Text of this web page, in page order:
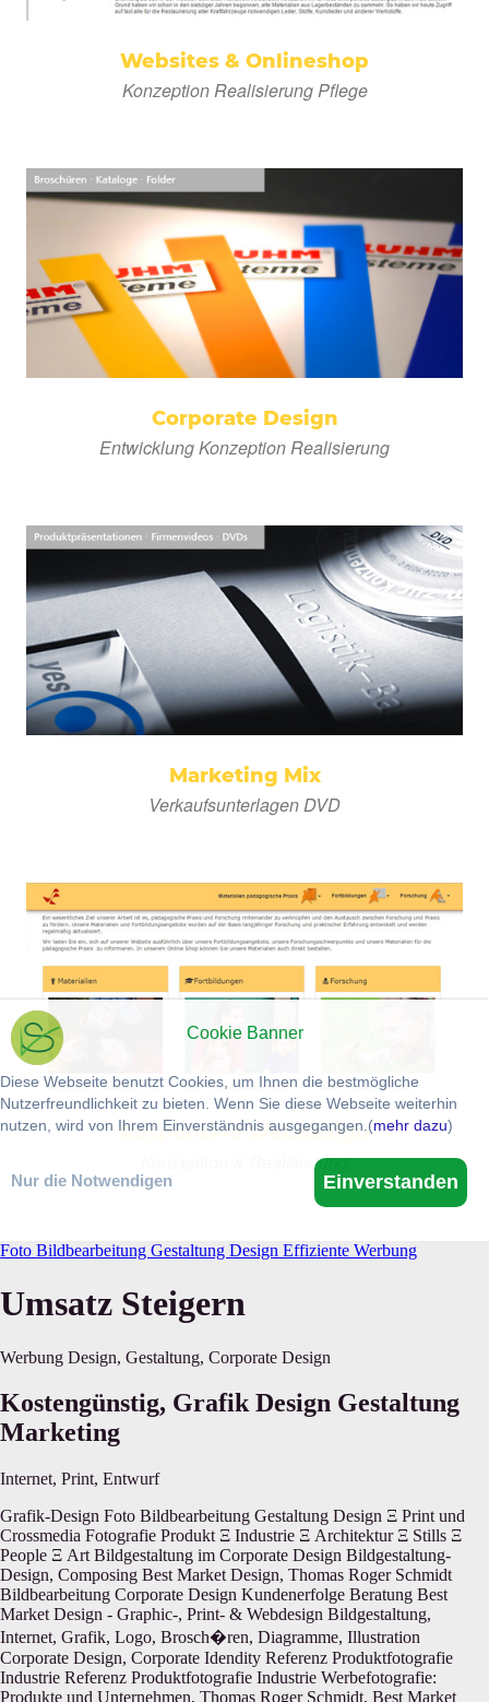
Foto Bildbearbeitung Gestaltung Design Effiziente Werbung
Umsatz Steigern
Werbung Design, Gestaltung, Corporate Design
Kostengünstig, Grafik Design Gestaltung
Marketing
Internet, Print, Entwurf
Grafik-Design Foto Bildbearbeitung Gestaltung Design Ξ Print und Crossmedia Fotografie Produkt Ξ Industrie Ξ Architektur Ξ Stills Ξ People Ξ Art Bildgestaltung im Corporate Design Bildgestaltung-Design, Composing Best Market Design, Thomas Roger Schmidt Bildbearbeitung Corporate Design Kundenerfolge Beratung Best Market Design - Graphic-, Print- & Webdesign Bildgestaltung, Internet, Grafik, Logo, Brosch�ren, Diagramme, Illustration Corporate Design, Corporate Idendity Referenz Produktfotografie Industrie Referenz Produktfotografie Industrie Werbefotografie: Produkte und Unternehmen, Thomas Roger Schmidt, Best Market Design Aussagekräftige Werbefotos sind eine entscheidende Voraussetzung für hochwertige Publikationen und Ihre Marketing-, Verkaufs und Werbeaktionen. Werbefotografie: Produktfotografie, Thomas Roger Schmidt, Best Market Design Ich realisiere Aufnahmen, die Ihre Produkte erfolgreich darstellen – auch vor Ort von Ihren Produkten, Firmengebäude oder Mitarbeitern. Werbefotografie: Unternehmen, Firmengebäude, Thomas Roger Schmidt, Best Market Design Fotografie: Art, Stills, Fashion, People - Thomas Roger Schmidt, Best Market Design Darüber hinaus gibt die digitale Bildbearbeitung Möglichkeiten, mehrere Bildteile zu einem Composing zu vereinen. Bildmontagen für Palakte und Poster, Messestände mit hoher Werbewirksamkeit.Bildbearbeitung für Titelseiten von Katalogen für Produktwerbung und Imagewerbung für hohe Aufmerksamkeit.Titelseiten von Magazinen, Broschüren, Kalendern und Plakaten.Fotografie Produkte, Food Bildverarbeitung in der Anzeigengestaltung. Corporate Art: Weiterhin biete ich Ihnen Fine-Art-Prints zu Ihren Thema und Produkten für Ihre Büro- und Konferenzräume. Fine-Art-Prints for Business Kunst für Unternehmen, Branded Art, Tomroger.de - Thomas Roger Schmidt, Best Market Design Fotografie und Corporate Design Fotografie, Bildbearbeitung und Grafik-Design Best Market Design, Thomas Roger Schmidt Photogaphy Corporate Design Corporatedesign und Consulting von Best Market Design - Grafik-, Print- & Webdesign Produkt-Fotografie, Stills, People, Bildbearbeitung, Thomas Roger Schmidt Zur Startseite: Thomas Roger Schmidt, Best Market Design Ξ Corporate Design Corporate Design Print | Web | Text | Foto Corporatedesign und Consulting und Grafikdesign von Best Market Design - Grafik-, Print- & Webdesign CI/CD Corporatedesign und Consulting von Best Market Design - Grafik-, Print- & Webdesign Internet Corporatedesign und Consulting von Best Market Design - Grafik-, Print- & Webdesign Kunstdrucke Prints Großformat Corporate Design, Corporate Idendity Broschüren, Kataloge, Folder von Thomas Roger Schmidt, Best Market Design Foto Bildbearbeitung Gestaltung Design Konzeption und grafische Gestaltung von Marketing- und Werbeunterlagen Frische Ideen und Komplettservice für Kataloge und Broschüren, Zeitschriften... Broschüren, Kataloge, Folder von Thomas Roger Schmidt, Best Market Design Firmendrucksachen, Logos, Briefpapier, Visitenkarten von Thomas Roger Schmidt, Best Market Design Merkantil Design bis Print Firmenlogo, Briefpapier, Visitenkarten, Unternehmenspräsentation, Diagramme, Formulare, Etiketten Zeitschriften, Bücher, Newsletter, Magazine von Thomas Roger Schmidt, Best Market Design Gestaltung von Büchern, eBooks, Kundenzeitungen, Newsletter und Eventkalender; Editorialdesign: Magazine und Zeitschriften Produktpräsentation, Mustermappen von Thomas Roger Schmidt, Best Market Design Haptische und optische Leckerbissen: Produktmustermappen, Foto Bildbearbeitung Gestaltung Design Produktpräsentationen, Firmenvideos, DVD, Imagefilme, Seminaraufzeichnungen von Thomas Roger Schmidt, Best Market Design Professionelle Firmenpräsentationen für Referenten und Kunden Audio Video: Firmen- und Produktvideos auf DVD oder im Netz DVD-Produktion von Seminaren für Trainer und Coaches VideoDVD-Produktion Seminare und Workshops auf DVD Foto Bildbearbeitung Gestaltung Design Von der Idee bis zur erfolgreichen Vermarktung Konzeption, Gestaltung und Produktion Ihrer Werbe- und Marketingunterlagen richten sich nach Umfang, Einsatzbereich und Corporate Design. Wenn wir zusammenarbeiten, wird unser Ziel die effiziente bis bestmögliche Vermarktung Ihrer Produkte und Dienstleistungen sein. Im Printbereich spielen die richtige Auswahl von Papier, Drucktechnik und Veredelung eine entscheidende Rolle bei allen Fragen werde ich Sie umfassend beraten. Die Produktion erfolgt gerne im Fullservice. Hier finden Sie eine Auswahl spezieller Produkte Point of Sale: Plakate und Displays, Messestände & Außenwerbung Lesen Sie hier, wie meine Kunden mit meiner Arbeit zufrieden sind. Foto Bildbearbeitung Gestaltung Design Best Market Design, Grafik Design im Corporate Design, Graphic Design, Composing Best Market Design, Thomas Roger Schmidt Graphic Designer Corporate Design Kundenerfolge Beratung Best Market Design - Graphic-, Print- & Webdesign Grafik, Logo, Brosch�ren, Diagramme, Illustration Thomas Roger Schmidt, Best Market Design Ξ Corporate Design Corporate Design Print | Web | Text | Foto Portrait Top Leistung mit Rabatt Tom Roger Kunstdesign Foto Bildbearbeitung Gestaltung Design , Print- und Webdesign Coroprate Design, Gestaltung von Plakaten und Broschüren. Webdesign: Erstellung Fashion-Onlineshop, Datenbankerstellung, Paymentsystem-Anbindung Programmierung: Warenwirtschaftssystem-Anbindung... Erstellung Onlineshop, ShopSystem automatische Rechnungserstellung... CI/CD Imagedarstellung, Informationsportal, aktuelle Tarifdarstellung, DB-Anbindung... Imagedarstellung, Kundendialog, Suchmaschinenoptimierung... Energieanbieter, Onlinetarif, Erstellung Tarif-Rechner, Kundenlogin, Adminstration... Kunstdruck Suchmaschinenoptimierung, Online-Bestellmöglichkeit, SEO, Search-Engine-Optimizing. CI/CD Imageauftritt, Fotografie... Herzlich Willkommen bei Best Market Design! Sie sind bei uns genau richtig, wenn . . . ... Sie zielgruppengerecht gestaltete Broschüren, Kataloge, Plakate oder Flyer... benötigen, die Ihre Leistungen oder Produkte bestmöglich darstellen und hervorheben. (beachten Sie auch unsere Spezialbereiche) ... Sie grafische Unterstützung und persönliche Beratung im Branding für Ihr Firmen-Logo oder für Ihr gesamtes Firmen-Erscheinungsbild CI/CD suchen. ... Ihr Internetauftritt ansprechend effektiv und erfolgreich gestaltet werden soll und Ihre Website Online-Werbung in Suchmaschinen weit oben erscheinen soll. ... Sie individuelle Fotografien einen Firmen-Imagefilm oder Präsentationen benötigen... JETZT NEU: Online Eignungs-Check Die richtige Grafik-Agentur? AKTUELL: Informationen für Manager und Führungskräfte Beratung . . Corporate Design . . Printmedien . . Web-Design .. Fotografie . . Text / PR Grafik Images konzipiert, gestaltet und realisiert Ihre Verkaufsunterlagen wie z.B. Broschüren Kataloge Informations-Flyer und Internetseiten. So individuell wie Ihre Firma, sollten auch die Werbeunterlagen für Ihre Leistungen und Produkte sein – so einzigartig wie Ihr Fingerabdruck. Sie sollen sich in Ihren Werbeunnterlagen wiedererkennen und Ihre Kunden sollen sich ein genaues Bild über Ihr Unternehmen und Ihre Leistungen machen können, dass Ihre Kernkompetenzen unterstreicht. Wir erstellen ein Image Ihres Unternehmens, dass Ihr Alleinstellungsmerkmal betont und Sie von Ihren Mitbewerbern abhebt. Wir erstellen auf Wunsch Ihr komplettes Firmen-Erscheinungsbild, angefangen vom Firmen-Signet Ihr Logo auf Briefpapier und Visitenkarten bis hin zu CI/CD-gerechten Messeständen und Veranstaltungen. Ihre Auto- und Außenbeschriftung bekommen Sie genauso bei uns, wie eine Anfahrtskizze oder individuelle Werbe-Postkarten – auch für kleine Werbe-Budgets. So realisieren wir Ihre Projekte Wer in dieser Branche arbeitet, sollte es beherrschen, Briefings konkret umzusetzen und sie den Marktanforderungen entsprechend zu bereichern - wenn es gewünscht ist. Das ist unsere Stärke. Wir denken uns in Ihre Firma hinein, analysieren Ihr Leistungsspektrum, erkennen Ihre Marktvorteile und richten Marketing Kommunikation und Werbeaussagen genau auf Ihre Zielgruppen aus. Vorlagen von der Stange gibt es bei uns nicht! Neben unseren Fähigkeiten in der Kreation und unserer langjähriger Erfahrung steht uns ein umfangreicher DTP-Pool zur Verfügung. Durch die Möglichkeiten unseres Kreativ-Network arbeiten wir auch mit externen Kreativen und Produktionern zusammen. Der Austausch ermöglicht uns ständige Weiterbildung und Trendanalysen. Produktionstechnischen Arbeiten geben wir an Partner wie Druckhäuser und Weiterverarbeiter weiter. Wir organisieren und kontrollieren den Produktionsablauf bis hin zum fertigen Produkt. Werbeagentur Best Market Design Marketing & Corporate Design Bad Honnef Bonn Rhein-Sieg Nordrhein Westfalen Rheinland Pfalz LEISTUNGEN PORTRAIT REFERENZEN KONTAKT Hochwertige Verkaufsunterlagen, DVD-Video Marketing & Corporate Design Marketing Mix Werbung Marketing & Corporate Design Geschäftsaustattung. Design. Brand. Vertrieb. Messen. POS. Zeitschriften. Kataloge. Websites. Responsives Design. Onlineshops. SEO. PR. eBooks. Text. Foto. Video. Für Sie entwickeln und verwirklichen wir Lösungen! Fullservice Agentur Marketing Corporate Design Grafik-Design MARKETING & CORPORATE DESIGN Als Entscheider eines Unternehmens ist es Ihr Ziel, Kommunikation und Informationsfluss zu Ihren Kunden herzustellen bzw. zu erhalten und Ihre Produkte/Dienstleitungen bestmöglich abzubilden. Sie wollen Neukunden gewinnen und Bestandskunden binden. Wie erfolgreich ist Ihre Kommunikation? Welche Botschaft senden Sie und wie wird sie vom Kunden wahrgenommen? Welche Bedürfnisse hat ihr Kunde und wie ist seine Bereitschaft, Ihre Informationen aufzunehmen? firma bessere online internet suchen finden grafik design Corporatedesign und Consulting und Grafikdesign von Best Market Design - Grafik-, Print- & Webdesign Website Erfo